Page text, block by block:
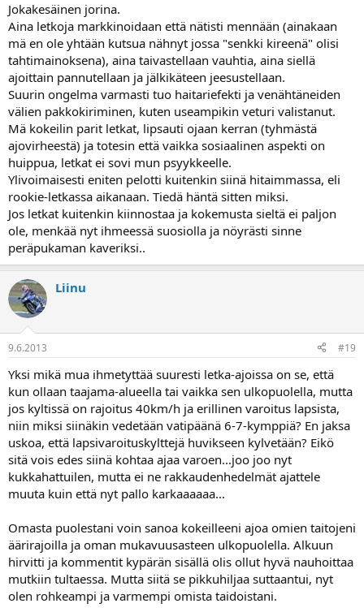
Jokakesäinen jorina.
Aina letkoja markkinoidaan että nätisti mennään (ainakaan
mä en ole yhtään kutsua nähnyt jossa "senkki kireenä" olisi
tahtimainoksena), aina taivastellaan vauhtia, aina siellä
ajoittain pannutellaan ja jälkikäteen jeesustellaan.
Suurin ongelma varmasti tuo haitariefekti ja venähtäneiden
välien pakkokiriminen, kuten useampikin veturi valistanut.
Mä kokeilin parit letkat, lipsauti ojaan kerran (tyhmästä
ajovirheestä) ja totesin että vaikka sosiaalinen aspekti on
huippua, letkat ei sovi mun psyykkeelle.
Ylivoimaisesti eniten pelotti kuitenkin siinä hitaimmassa, eli
rookie-letkassa aikanaan. Tiedä häntä sitten miksi.
Jos letkat kuitenkin kiinnostaa ja kokemusta sieltä ei paljon
ole, menkää nyt ihmeessä suosiolla ja nöyrästi sinne
peräpukaman kaveriksi..
Liinu
9.6.2013 #19
Yksi mikä mua ihmetyttää suuresti letka-ajoissa on se, että
kun ollaan taajama-alueella tai vaikka sen ulkopuolella, mutta
jos kyltissä on rajoitus 40km/h ja erillinen varoitus lapsista,
niin miksi siinäkin vedetään vatipäänä 6-7-kymppiä? En jaksa
uskoa, että lapsivaroituskylttejä huvikseen kylvetään? Eikö
sitä vois edes siinä kohtaa ajaa varoen...joo joo nyt
kukkahattuilen, mutta ei ne rakkaudenhedelmät ajattele
muuta kuin että nyt pallo karkaaaaaa...
Omasta puolestani voin sanoa kokeilleeni ajoa omien taitojeni
äärirajoilla ja oman mukavuusasteen ulkopuolella. Alkuun
hirvitti ja kommentit kypärän sisällä olis ollut hyvä nauhoittaa
mutkiin tultaessa. Mutta siitä se pikkuhiljaa suttaantui, nyt
olen rohkeampi ja varmempi omista taidoistani.